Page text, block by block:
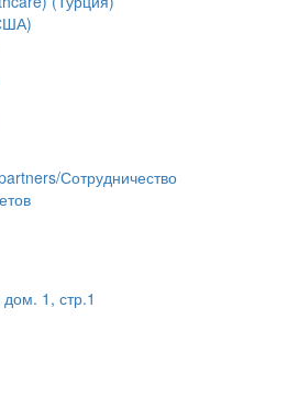
Сотрудничество
1, стр.1